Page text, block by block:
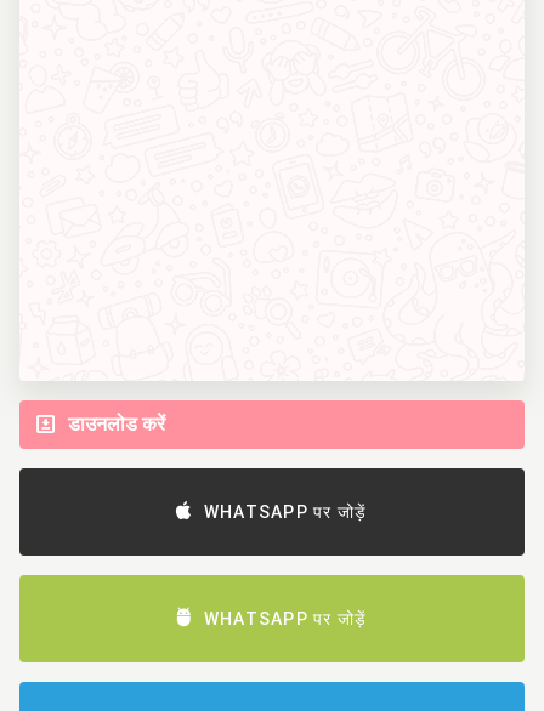
डाउनलोड करें
WHATSAPP पर जोड़ें
WHATSAPP पर जोड़ें